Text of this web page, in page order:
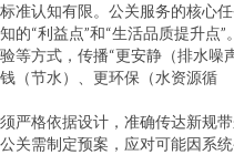
准认知有限。公关服务的核心
的“利益点”和“生活品质提升点”
等方式，传播“更安静（排水噪
（节水）、更环保（水资源循
严格依据设计，准确传达新规
关需制定预案，应对可能因系